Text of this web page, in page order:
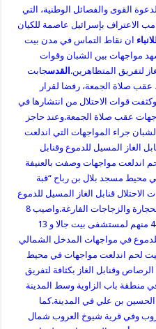
القوى والفصائل الوطنية، التي
الاعتراف بإسرائيل عاصمة للكيان
ان نقاط التماس في مدن بيت
مواجهات بين الشبان وقوات
لتفريق المتظاهرين. القدسجابت
صلاة الجمعة، رفضا لقرار
قوات الاحتلال من انتشارها في
عقب صلاة الجمعة.وعند حاجز
جراء المواجهات التي اندلعت
الغاز المسيل للدموع وقنابل
اندلعت مواجهات وصفت بالعنيفة
محيط مسجد بلال بن رباح “قبة
قنابل الغاز المسيل للدموع
والرصاص المطاطي فيما رد الشبان بالحجارة والزجاجات الفارغة.واصيب 8
مواطنين بالرصاص المطاطي وتم نقل 4 منهم لمستشفى بيت جالا و 13
للدموع في مواجهات المدخل الشمالي
لحم اندلعت مواجهات في محيط
وقنابل الغاز بكثافة لتفريق
منطقة باب الزاوية وسط المدينة
بن علي في المدينة.كما
وفي قرية شيوخ العروب شمال